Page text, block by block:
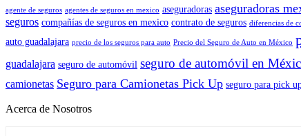
agente de seguros agentes de seguros en mexico aseguradoras aseguradoras
seguros compañías de seguros en mexico contrato de seguros diferencias de
auto guadalajara precio de los seguros para auto Precio del Seguro de Auto en México
guadalajara seguro de automóvil seguro de automóvil en
camionetas Seguro para Camionetas Pick Up seguro para pick
Acerca de Nosotros